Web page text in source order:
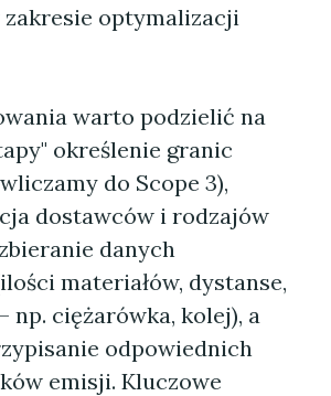
optymalizacji
warto podzielić na
określenie granic
do Scope 3),
dostawców i rodzajów
danych
materiałów, dystanse,
np. ciężarówka, kolej), a
odpowiednich
emisji. Kluczowe